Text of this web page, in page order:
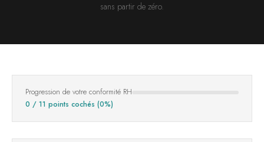
sans partir de zéro.
Progression de votre conformité RH
0 / 11 points cochés (0%)